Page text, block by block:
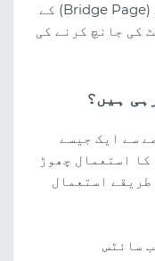
آگے بھیجنے والے ایک عارضی صفحے (Bridge Page) کے
کی جانچ کرنے کی
ہیں؟
سے ایک جیسے
کا استعمال چھوڑ
استعمال
سائٹس